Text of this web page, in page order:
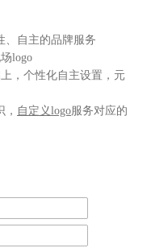
、自主的品牌服务
logo
，个性化自主设置，元
自定义logo 服务对应的